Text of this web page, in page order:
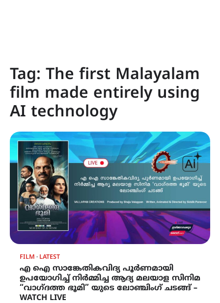
Tag: The first Malayalam
film made entirely using
AI technology
FILM LATEST
എ ഐ സാങ്കേതികവിദ്യ പൂർണമായി
ഉപയോഗിച്ച് നിർമ്മിച്ച ആദ്യ മലയാള സിനിമ
“വാഗ്ദത്ത ഭൂമി” യുടെ ലോഞ്ചിംഗ് ചടങ്ങ് –
WATCH LIVE